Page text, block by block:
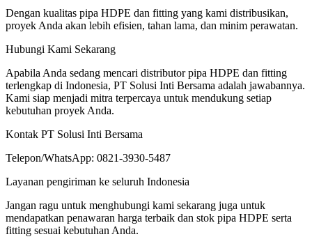
Dengan kualitas pipa HDPE dan fitting yang kami distribusikan,
proyek Anda akan lebih efisien, tahan lama, dan minim perawatan.
Hubungi Kami Sekarang
Apabila Anda sedang mencari distributor pipa HDPE dan fitting
terlengkap di Indonesia, PT Solusi Inti Bersama adalah jawabannya.
Kami siap menjadi mitra terpercaya untuk mendukung setiap
kebutuhan proyek Anda.
Kontak PT Solusi Inti Bersama
Telepon/WhatsApp: 0821-3930-5487
Layanan pengiriman ke seluruh Indonesia
Jangan ragu untuk menghubungi kami sekarang juga untuk
mendapatkan penawaran harga terbaik dan stok pipa HDPE serta
fitting sesuai kebutuhan Anda.